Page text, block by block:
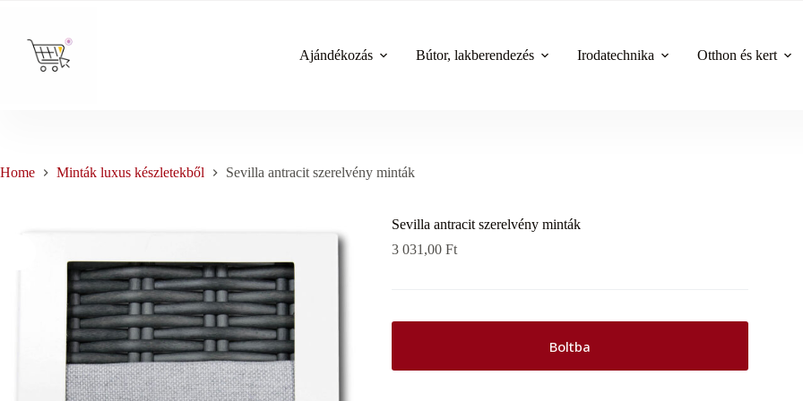
content
Ajándékozás
Bútor, lakberendezés Irodatechnika Otthon és kert
Home Minták luxus készletekből Sevilla antracit szerelvény minták
Sevilla antracit szerelvény minták
3 031,00Ft
Boltba